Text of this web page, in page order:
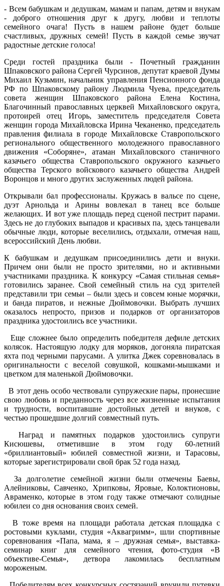
- Всем бабушкам и дедушкам, мамам и папам, детям и внукам
- доброго отношения друг к другу, любви и теплоты
семейного очага! Пусть в нашем районе будет больше
счастливых, дружных семей! Пусть в каждой семье звучат
радостные детские голоса!
Среди гостей праздника были - Почетный гражданин
Шпаковского района Сергей Чурсинов, депутат краевой Думы
Михаил Кузьмин, начальник управления Пенсионного фонда
РФ по Шпаковскому району Людмила Чуева, председатель
совета женщин Шпаковского района Елена Костина,
Благочинный православных церквей Михайловского округа,
протоирей отец Игорь, заместитель председателя Совета
женщин города Михайловска Ирина Чеканенко, председатель
правления филиала в городе Михайловске Ставропольского
регионального общественного молодежного православного
движения «Соборяне», атаман Михайловского станичного
казачьего общества Ставропольского окружного казачьего
общества Терского войскового казачьего общества Андрей
Воронцов и много других заслуженных людей района.
Открывали бал профессионалы. Кружась в вальсе по сцене,
дуэт Арнольда и Арины вовлекал в танец все больше
желающих. И вот уже площадь перед сценой пестрит парами.
Здесь не до глубоких выпадов и красивых па, здесь танцевали
обычные люди, которые веселились, отдыхали, отмечая наш,
всероссийский День любви.
К бабушкам и дедушкам присоединились дети и внуки.
Причем они были не просто зрителями, но и активными
участниками праздника. К конкурсу «Самая стильная семья»
готовились заранее. Свой семейный стиль на суд зрителей
представили три семьи – были здесь и совсем юные морячки,
и банда пиратов, и нежные Дюймовочки. Выбрать лучших
оказалось непросто, призов и подарков от организаторов
праздника удостоились все участники.
Еще сложнее было определить победителя дефиле детских
колясок. Настоящую лодку для моряков, догоняла пиратская
яхта под черными парусами. А улитка Джек соревновалась в
оригинальности с веселой совушкой, кошками-мышками и
цветком для маленькой Дюймовочки.
В этот день особо чествовали супружеские пары, пронесшие
свою любовь и преданность через все жизненные испытания
и трудности, воспитавшие достойных детей и внуков, с
честью прошедшие долгий совместный путь.
Наград и памятных подарков удостоились супруги
Кисюшевы, отметившие в этом году 60-летний
«бриллиантовый» юбилей совместной жизни, и Тарасовы,
которые зарегистрировали свой брак 52 года назад.
За долголетие семейной жизни были отмечены Баевы,
Алейниковы, Савченко, Хрипковы, Яровые, Колоктионовы,
Авраменко, которые в этом году также отмечают солидные
юбилеи со дня основания своих семей.
В тоже время на площади работала детская площадка с
ростовыми куклами, студия «Аквагримм», шли спортивные
соревнования «Папа, мама, я – дружная семья», выставка-
семинар книг для семейного чтения, фото-студия «В
объективе-Семья», детвора лакомилась бесплатным
мороженым.